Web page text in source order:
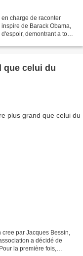
charge de raconter
de Barack Obama,
demontrant a tous
que celui du
par Jacques Bessin,
a décidé de
la première fois,